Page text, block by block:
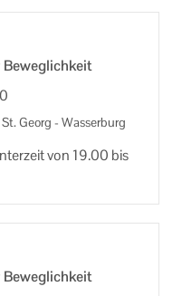
St. Georg - Was­ser­burg
von 19.00 bis